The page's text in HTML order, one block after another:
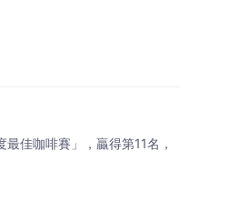
佳咖啡賽」，贏得第11名，